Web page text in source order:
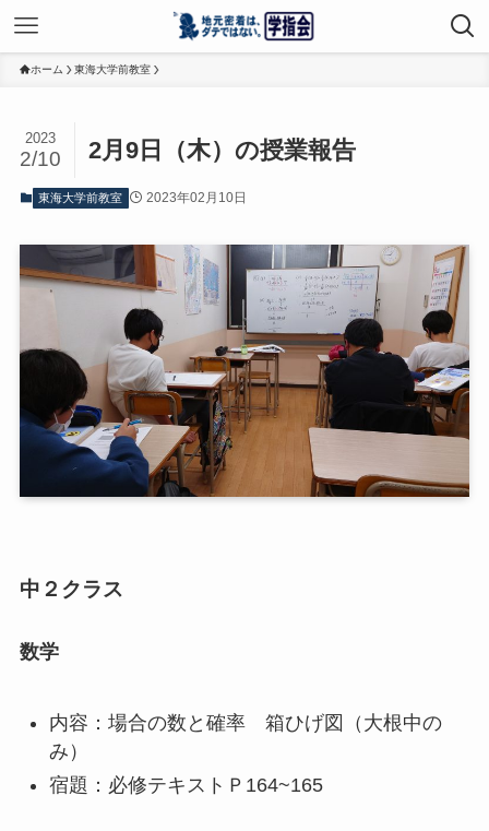
ホーム 東海大学前教室
2月9日（木）の授業報告
2023
2/10
東海大学前教室 2023年02月10日
中２クラス
数学
内容：場合の数と確率 箱ひげ図（大根中の
み）
宿題：必修テキストＰ164~165